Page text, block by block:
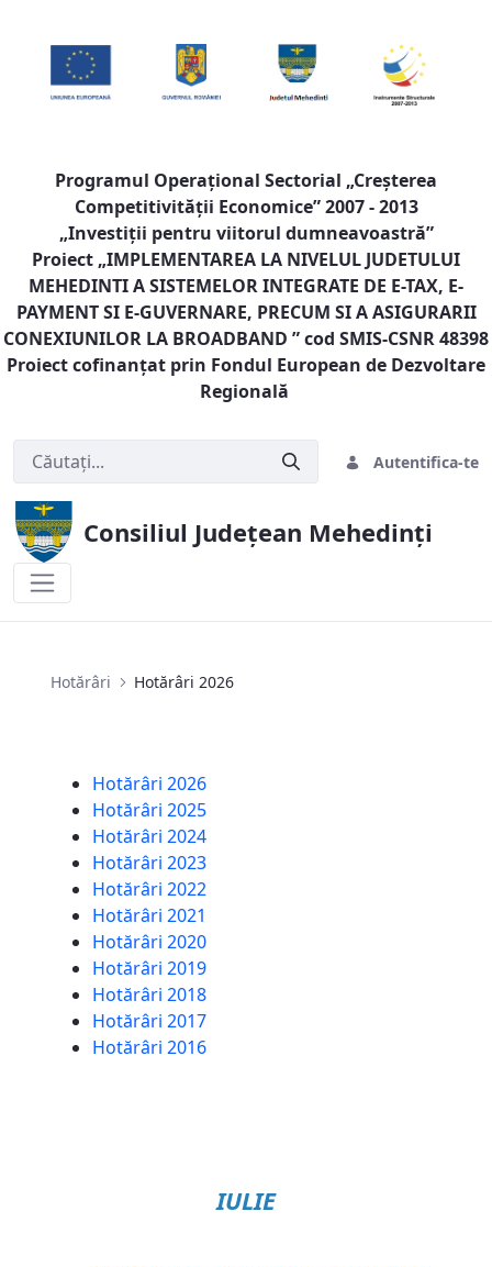
Programul Operaţional Sectorial „Creşterea
Competitivităţii Economice” 2007 - 2013
„Investiţii pentru viitorul dumneavoastră”
Proiect „IMPLEMENTAREA LA NIVELUL JUDETULUI
MEHEDINTI A SISTEMELOR INTEGRATE DE E-TAX, E-
PAYMENT SI E-GUVERNARE, PRECUM SI A ASIGURARII
CONEXIUNILOR LA BROADBAND ” cod SMIS-CSNR 48398
Proiect cofinanţat prin Fondul European de Dezvoltare
Regională
Autentifica-te
Consiliul Județean Mehedinți
Hotărâri Hotărâri 2026
Hotărâri 2026
Hotărâri 2025
Hotărâri 2024
Hotărâri 2023
Hotărâri 2022
Hotărâri 2021
Hotărâri 2020
Hotărâri 2019
Hotărâri 2018
Hotărâri 2017
Hotărâri 2016
IULIE